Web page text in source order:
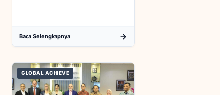
Baca Selengkapnya
GLOBAL ACHIEVE